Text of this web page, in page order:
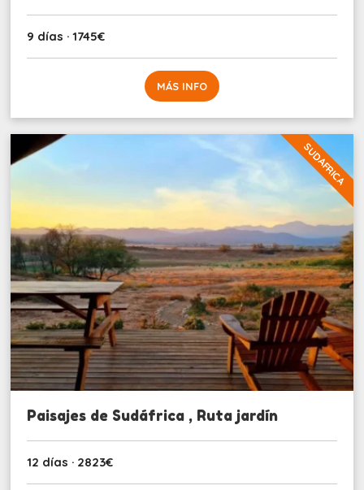
9 días · 1745€
MÁS INFO
SUDAFRICA
Paisajes de Sudáfrica , Ruta jardín
12 días · 2823€